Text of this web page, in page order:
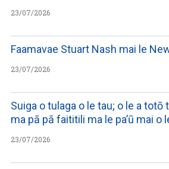
23/07/2026
Faamavae Stuart Nash mai le
23/07/2026
Suiga o tulaga o le tau; o le a totō
ma pā pā faititili ma le pa’ū mai o
23/07/2026